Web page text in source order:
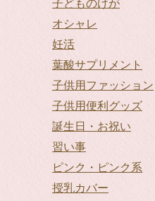
子どものけが
オシャレ
妊活
葉酸サプリメント
子供用ファッション
子供用便利グッズ
誕生日・お祝い
習い事
ピンク・ピンク系
授乳カバー